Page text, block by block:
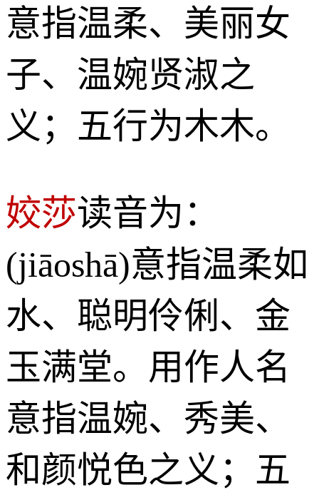
意指温柔、美丽女
子、温婉贤淑之
义；五行为木木。
姣莎读音为：
(jiāoshā)意指温柔如
水、聪明伶俐、金
玉满堂。用作人名
意指温婉、秀美、
和颜悦色之义；五